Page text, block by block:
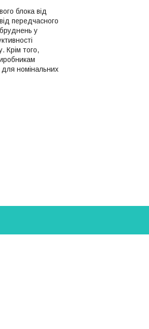
блока від
передчасного
у
Крім того,
номінальних